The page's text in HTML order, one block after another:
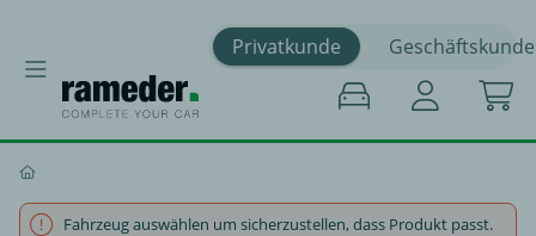
Privatkunde Geschäftskunde
Fahrzeug auswählen um sicherzustellen, dass Produkt passt.